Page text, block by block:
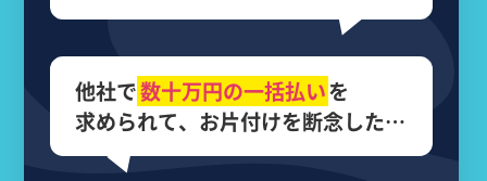
他社で数十万円の一括払いを
求められて、 お片付けを断念した…